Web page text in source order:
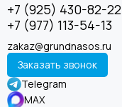
+7 (925) 430-82-22
+7 (977) 113-54-13
zakaz@grundnasos.ru
Заказать звонок
Telegram
MAX